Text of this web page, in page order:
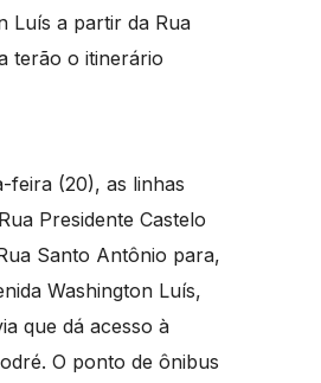
Luís a partir da Rua
terão o itinerário
feira (20), as linhas
Presidente Castelo
Santo Antônio para,
Washington Luís,
que dá acesso à
O ponto de ônibus